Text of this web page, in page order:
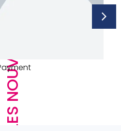
LES NOUVEAUTÉS
AUTO – PRESTO –